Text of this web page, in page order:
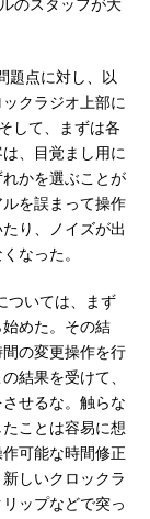
のスタッフが大
題点に対し、以
クラジオ上部に
して、まずは各
、目覚まし用に
かを選ぶことが
を誤まって操作
り、ノイズが出
なった。
ついては、まず
めた。その結
の変更操作を行
結果を受けて、
せるな。触らな
ことは容易に想
可能な時間修正
しいクロックラ
ップなどで突っ